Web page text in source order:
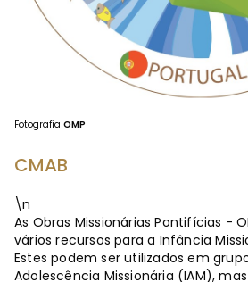
Fotografia OMP
CMAB
\n
As Obras Missionárias Pontifícias -
vários recursos para a Infância
Estes podem ser utilizados em
Adolescência Missionária (IAM),